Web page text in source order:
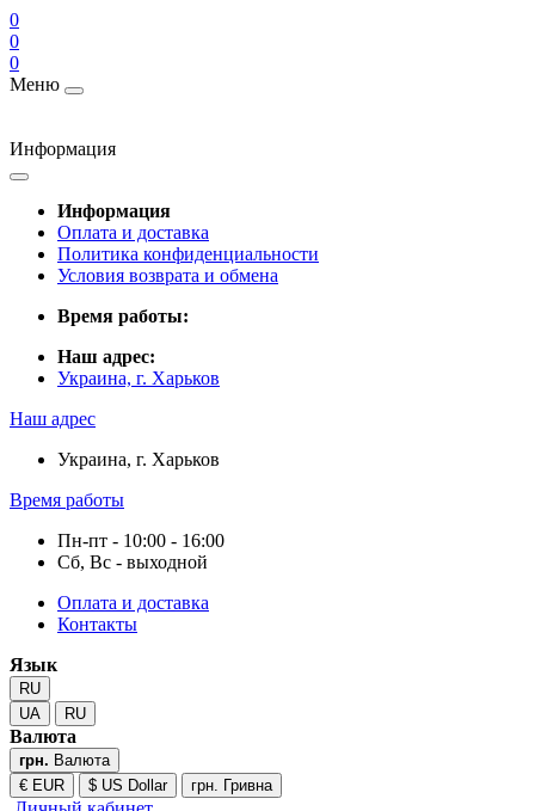
0
0
0
Меню
Информация
Информация
Оплата и доставка
Политика конфиденциальности
Условия возврата и обмена
Время работы:
Наш адрес:
Украина, г. Харьков
Наш адрес
Украина, г. Харьков
Время работы
Пн-пт - 10:00 - 16:00
Сб, Вс - выходной
Оплата и доставка
Контакты
Язык
RU
UA
RU
Валюта
грн. Валюта
€ EUR
$ US Dollar грн. Гривна